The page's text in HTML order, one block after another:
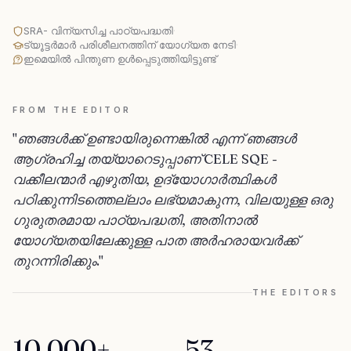
SRA- വിന്യസിച്ച പാഠ്യപദ്ധതി·
ട്യൂട്ടർമാർ പരിശീലനത്തിന് യോഗ്യത നേടി·
ഇമെയിൽ പിന്തുണ ഉൾപ്പെടുത്തിയിട്ടുണ്ട്
FROM THE EDITOR
"ഞങ്ങൾക്ക് ഉണ്ടായിരുന്നെങ്കിൽ എന്ന് ഞങ്ങൾ
ആഗ്രഹിച്ച തയ്യാറെടുപ്പാണ് CELE SQE -
വക്കീലന്മാർ എഴുതിയ, ഉദ്യോഗാർത്ഥികൾ
പഠിക്കുന്നിടത്തെല്ലാം ലഭ്യമാകുന്ന, വിലയുള്ള ഒരു
ഗുരുതരമായ പാഠ്യപദ്ധതി, അതിനാൽ
യോഗ്യതയിലേക്കുള്ള പാത അർഹരായവർക്ക്
തുറന്നിരിക്കും."
THE EDITORS